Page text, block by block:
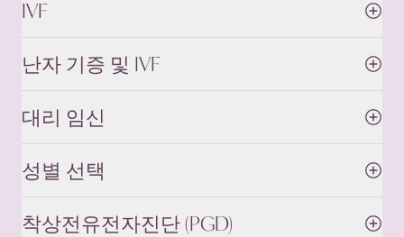
IVF
난자 기증 및 IVF
대리 임신
성별 선택
착상전유전자진단 (PGD)